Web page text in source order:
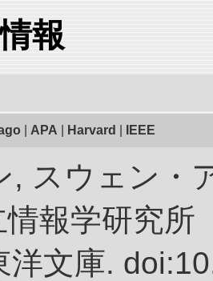
報
APA Harvard IEEE
, スウェン・
情報学研究
洋文庫.